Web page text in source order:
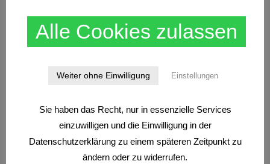
Bester CFD Broker 2026
Alle Cookies zulassen
Weiter ohne Einwilligung Einstellungen
Sie haben das Recht, nur in essenzielle Services
einzuwilligen und die Einwilligung in der
Datenschutzerklärung zu einem späteren Zeitpunkt zu
ändern oder zu widerrufen.